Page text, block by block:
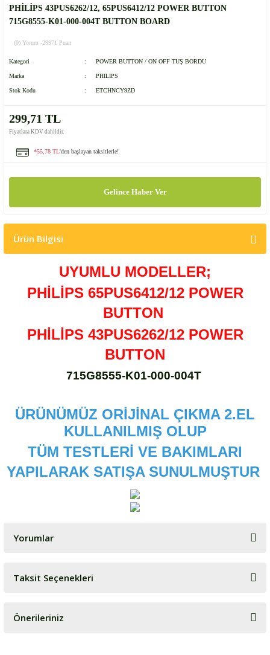
PHİLİPS 43PUS6262/12, 65PUS6412/12 POWER BUTTON
715G8555-K01-000-004T BUTTON BOARD
(0) Yorum -29971 Puan
Kategori POWER BUTTON / ON OFF TUŞ BORDU
Marka PHILIPS
Stok Kodu ETCHNCY9ZD
299,71 TL
Fiyatlara KDV dahildir.
*55,78 TL'den başlayan taksitlerle!
Gelince Haber Ver
Ürün Bilgisi
UYUMLU MODELLER;
PHİLİPS 65PUS6412/12 POWER
BUTTON
PHİLİPS 43PUS6262/12 POWER
BUTTON
715G8555-K01-000-004T
ÜRÜNÜMÜZ ORİJİNAL ÇIKMA 2.EL
KULLANILMIŞ OLUP
TÜM TESTLERİ VE BAKIMLARI
YAPILARAK SATIŞA SUNULMUŞTUR
Yorumlar
Bu ürüne ilk yorumu siz yapın!
Taksit Seçenekleri
Önerileriniz